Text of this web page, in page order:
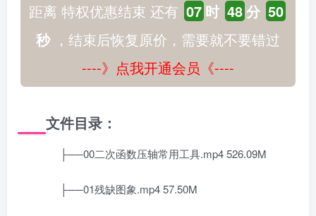
距离 特权优惠结束 还有 07 时 48分 49
秒，结束后恢复原价，需要就不要错过
----》点我开通会员《----
文件目录：
├──00二次函数压轴常用工具.mp4 526.09M
├──01残缺图象.mp4 57.50M